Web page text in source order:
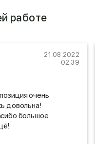
работе
21.08.2022
02:39
очень
довольна!
большое